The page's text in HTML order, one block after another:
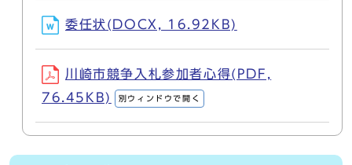
委任状(DOCX, 16.92KB)
川崎市競争入札参加者心得(PDF,
76.45KB)
別ウィンドウで開く